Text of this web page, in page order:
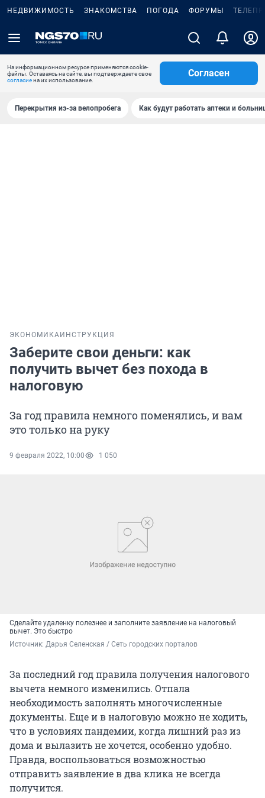
НЕДВИЖИМОСТЬ ЗНАКОМСТВА ПОГОДА ФОРУМЫ
На информационном ресурсе применяются cookie-
файлы. Оставаясь на сайте, вы подтверждаете свое
согласиена их использование.
Согласен
Перекрытия из-за велопробега Как будут работать аптеки и
ЭКОНОМИКА ИНСТРУКЦИЯ
Заберите свои деньги: как
получить вычет без похода в
налоговую
За год правила немного поменялись, и вам
это только на руку
9 февраля 2022, 10:00 1 050
Сделайте удаленку полезнее и заполните заявление на налоговый
вычет. Это быстро
Источник: Дарья Селенская / Сеть городских порталов
За последний год правила получения налогового
вычета немного изменились. Отпала
необходимость заполнять многочисленные
документы. Еще и в налоговую можно не ходить,
что в условиях пандемии, когда лишний раз из
дома и вылазить не хочется, особенно удобно.
Правда, воспользоваться возможностью
отправить заявление в два клика не всегда
получится.